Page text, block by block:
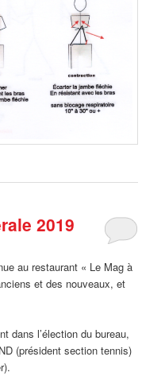
2019
au restaurant « Le Mag à
et des nouveaux, et
dans l’élection du bureau,
(président section tennis)